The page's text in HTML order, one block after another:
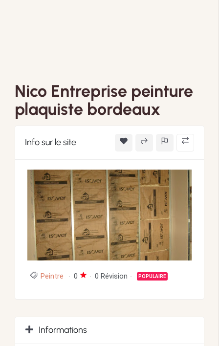
Nico Entreprise peinture
plaquiste bordeaux
Info sur le site
Peintre 0 0 Révision POPULAIRE
Informations